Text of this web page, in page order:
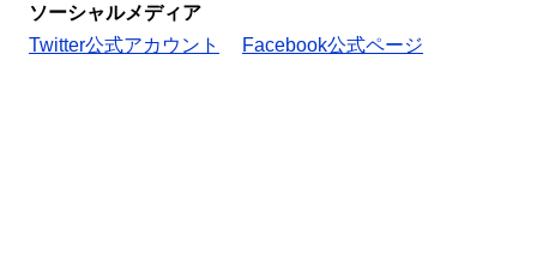
ソーシャルメディア
Twitter公式アカウント
Facebook公式ページ